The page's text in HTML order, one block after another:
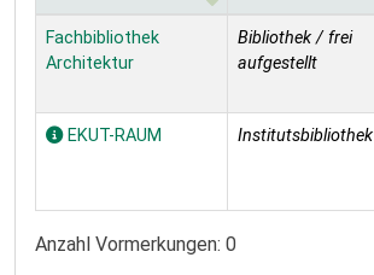
Exemplare
Fachbibliothek
Architektur
Bibliothek / frei
aufgestellt
EKUT-RAUM Institutsbibliothek
Anzahl Vormerkungen: 0